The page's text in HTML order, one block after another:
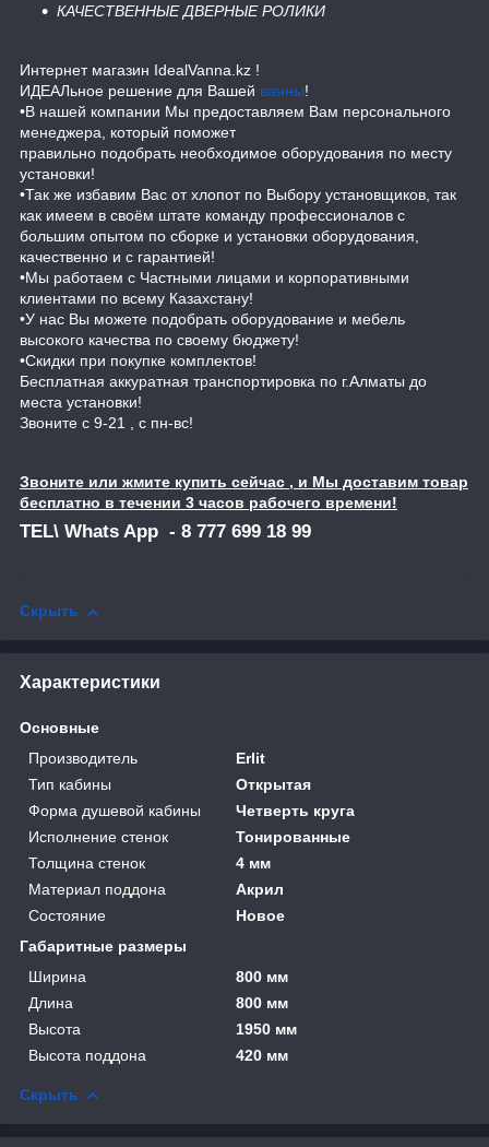
КАЧЕСТВЕННЫЕ ДВЕРНЫЕ РОЛИКИ
Интернет магазин IdealVanna.kz !
ИДЕАЛьное решение для Вашей ванны!
•В нашей компании Мы предоставляем Вам персонального
менеджера, который поможет
правильно подобрать необходимое оборудования по месту
установки!
•Так же избавим Вас от хлопот по Выбору установщиков, так
как имеем в своём штате команду профессионалов с
большим опытом по сборке и установки оборудования,
качественно и с гарантией!
•Мы работаем с Частными лицами и корпоративными
клиентами по всему Казахстану!
•У нас Вы можете подобрать оборудование и мебель
высокого качества по своему бюджету!
•Скидки при покупке комплектов!
Бесплатная аккуратная транспортировка по г.Алматы до
места установки!
Звоните с 9-21 , с пн-вс!
Звоните или жмите купить сейчас , и Мы доставим товар
бесплатно в течении 3 часов рабочего времени!
ТЕL\ Whats App - 8 777 699 18 99
Скрыть
Характеристики
Основные
Производитель
Erlit
Тип кабины
Открытая
Форма душевой кабины
Четверть круга
Исполнение стенок
Тонированные
Толщина стенок
4 мм
Материал поддона
Акрил
Состояние
Новое
Габаритные размеры
Ширина
800 мм
Длина
800 мм
Высота
1950 мм
Высота поддона
420 мм
Скрыть